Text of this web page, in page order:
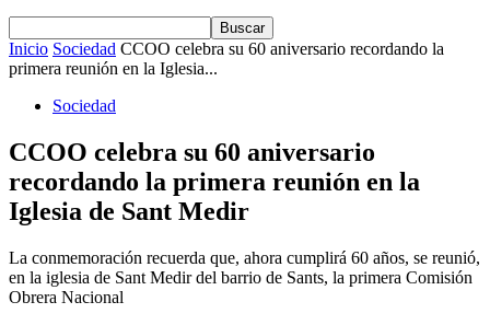
Inicio Sociedad CCOO celebra su 60 aniversario recordando la
primera reunión en la Iglesia...
Sociedad
CCOO celebra su 60 aniversario
recordando la primera reunión en la
Iglesia de Sant Medir
La conmemoración recuerda que, ahora cumplirá 60 años, se reunió,
en la iglesia de Sant Medir del barrio de Sants, la primera Comisión
Obrera Nacional